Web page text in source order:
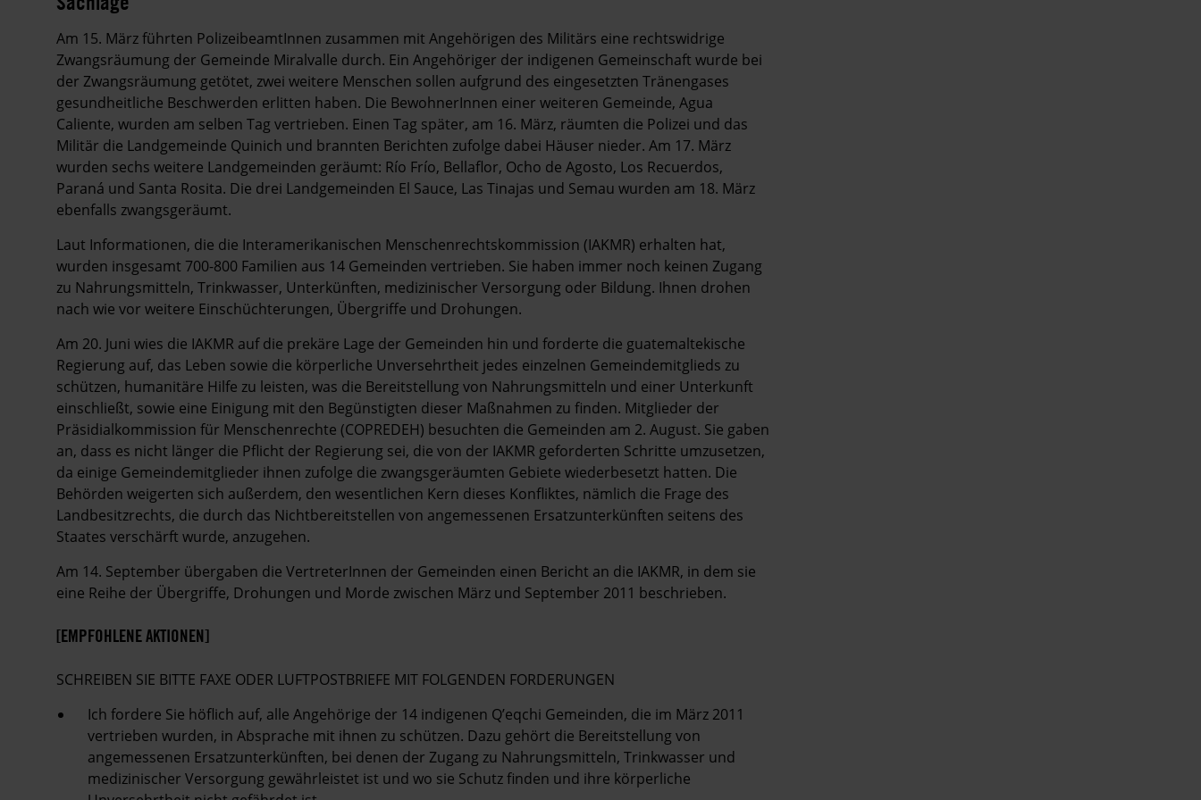
Am 15. März führten PolizeibeamtInnen zusammen mit Angehörigen des Militärs eine rechtswidrige
Zwangsräumung der Gemeinde Miralvalle durch. Ein Angehöriger der indigenen Gemeinschaft wurde bei
der Zwangsräumung getötet, zwei weitere Menschen sollen aufgrund des eingesetzten Tränengases
gesundheitliche Beschwerden erlitten haben. Die BewohnerInnen einer weiteren Gemeinde, Agua
Caliente, wurden am selben Tag vertrieben. Einen Tag später, am 16. März, räumten die Polizei und das
Militär die Landgemeinde Quinich und brannten Berichten zufolge dabei Häuser nieder. Am 17. März
wurden sechs weitere Landgemeinden geräumt: Río Frío, Bellaflor, Ocho de Agosto, Los Recuerdos,
Paraná und Santa Rosita. Die drei Landgemeinden El Sauce, Las Tinajas und Semau wurden am 18. März
ebenfalls zwangsgeräumt.
Laut Informationen, die die Interamerikanischen Menschenrechtskommission (IAKMR) erhalten hat,
wurden insgesamt 700-800 Familien aus 14 Gemeinden vertrieben. Sie haben immer noch keinen Zugang
zu Nahrungsmitteln, Trinkwasser, Unterkünften, medizinischer Versorgung oder Bildung. Ihnen drohen
nach wie vor weitere Einschüchterungen, Übergriffe und Drohungen.
Am 20. Juni wies die IAKMR auf die prekäre Lage der Gemeinden hin und forderte die guatemaltekische
Regierung auf, das Leben sowie die körperliche Unversehrtheit jedes einzelnen Gemeindemitglieds zu
schützen, humanitäre Hilfe zu leisten, was die Bereitstellung von Nahrungsmitteln und einer Unterkunft
einschließt, sowie eine Einigung mit den Begünstigten dieser Maßnahmen zu finden. Mitglieder der
Präsidialkommission für Menschenrechte (COPREDEH) besuchten die Gemeinden am 2. August. Sie gaben
an, dass es nicht länger die Pflicht der Regierung sei, die von der IAKMR geforderten Schritte umzusetzen,
da einige Gemeindemitglieder ihnen zufolge die zwangsgeräumten Gebiete wiederbesetzt hatten. Die
Behörden weigerten sich außerdem, den wesentlichen Kern dieses Konfliktes, nämlich die Frage des
Landbesitzrechts, die durch das Nichtbereitstellen von angemessenen Ersatzunterkünften seitens des
Staates verschärft wurde, anzugehen.
Am 14. September übergaben die VertreterInnen der Gemeinden einen Bericht an die IAKMR, in dem sie
eine Reihe der Übergriffe, Drohungen und Morde zwischen März und September 2011 beschrieben.
[EMPFOHLENE AKTIONEN]
SCHREIBEN SIE BITTE FAXE ODER LUFTPOSTBRIEFE MIT FOLGENDEN FORDERUNGEN
Ich fordere Sie höflich auf, alle Angehörige der 14 indigenen Q’eqchi Gemeinden, die im März 2011
vertrieben wurden, in Absprache mit ihnen zu schützen. Dazu gehört die Bereitstellung von
angemessenen Ersatzunterkünften, bei denen der Zugang zu Nahrungsmitteln, Trinkwasser und
medizinischer Versorgung gewährleistet ist und wo sie Schutz finden und ihre körperliche